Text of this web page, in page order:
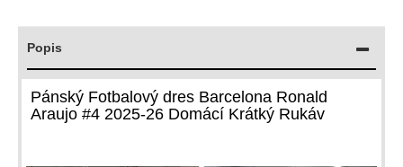
Popis
Pánský Fotbalový dres Barcelona Ronald
Araujo #4 2025-26 Domácí Krátký Rukáv